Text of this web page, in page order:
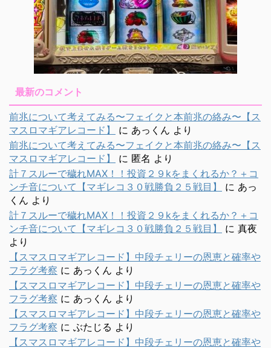
最新のコメント
前兆について考えてみる〜フェイクと本前兆の絡み〜【ス
マスロマギアレコード】
に あっくん より
前兆について考えてみる〜フェイクと本前兆の絡み〜【ス
マスロマギアレコード】
に 匿名 より
計７スルーで穢れMAX！！投資２９kをまくれるか？＋コ
ンチ音について【マギレコ３０戦勝負２５戦目】
に あっ
くん より
計７スルーで穢れMAX！！投資２９kをまくれるか？＋コ
ンチ音について【マギレコ３０戦勝負２５戦目】
に 真夜
より
【スマスロマギアレコード】中段チェリーの恩恵と確率や
フラグ考察 に あっくん より
【スマスロマギアレコード】中段チェリーの恩恵と確率や
フラグ考察 に あっくん より
【スマスロマギアレコード】中段チェリーの恩恵と確率や
フラグ考察 に ぶたじる より
【スマスロマギアレコード】中段チェリーの恩恵と確率や